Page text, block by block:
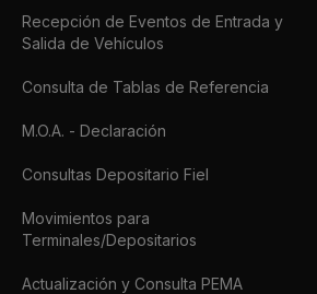
Recepción de Eventos de Entrada y
Salida de Vehículos
Consulta de Tablas de Referencia
M.O.A. - Declaración
Consultas Depositario Fiel
Movimientos para
Terminales/Depositarios
Actualización y Consulta PEMA